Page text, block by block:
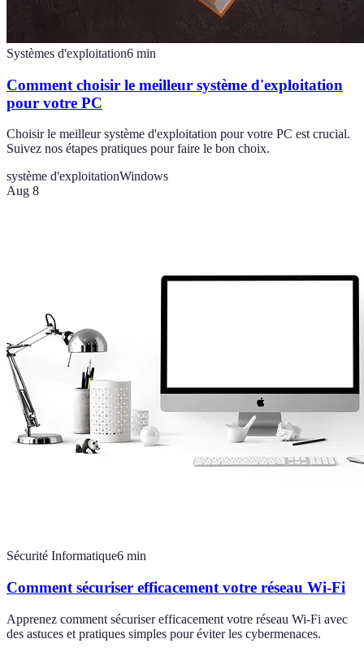
Systèmes d'exploitation6 min
Comment choisir le meilleur système d'exploitation
pour votre PC
Choisir le meilleur système d'exploitation pour votre PC est crucial.
Suivez nos étapes pratiques pour faire le bon choix.
système d'exploitationWindows
Aug 8
Sécurité Informatique6 min
Comment sécuriser efficacement votre réseau Wi-Fi
Apprenez comment sécuriser efficacement votre réseau Wi-Fi avec
des astuces et pratiques simples pour éviter les cybermenaces.